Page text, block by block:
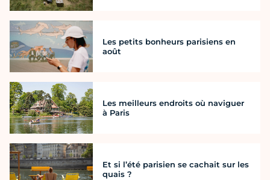
Les petits bonheurs parisiens en
août
Les meilleurs endroits où naviguer
à Paris
Et si l’été parisien se cachait sur les
quais ?